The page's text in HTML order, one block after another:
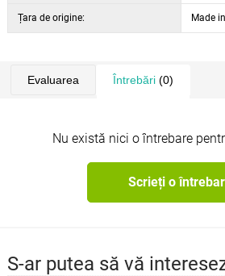
Țara de origine: Made
Evaluarea Întrebări(0)
Nu există nici o întrebare
Scrieți o
S-ar putea să vă